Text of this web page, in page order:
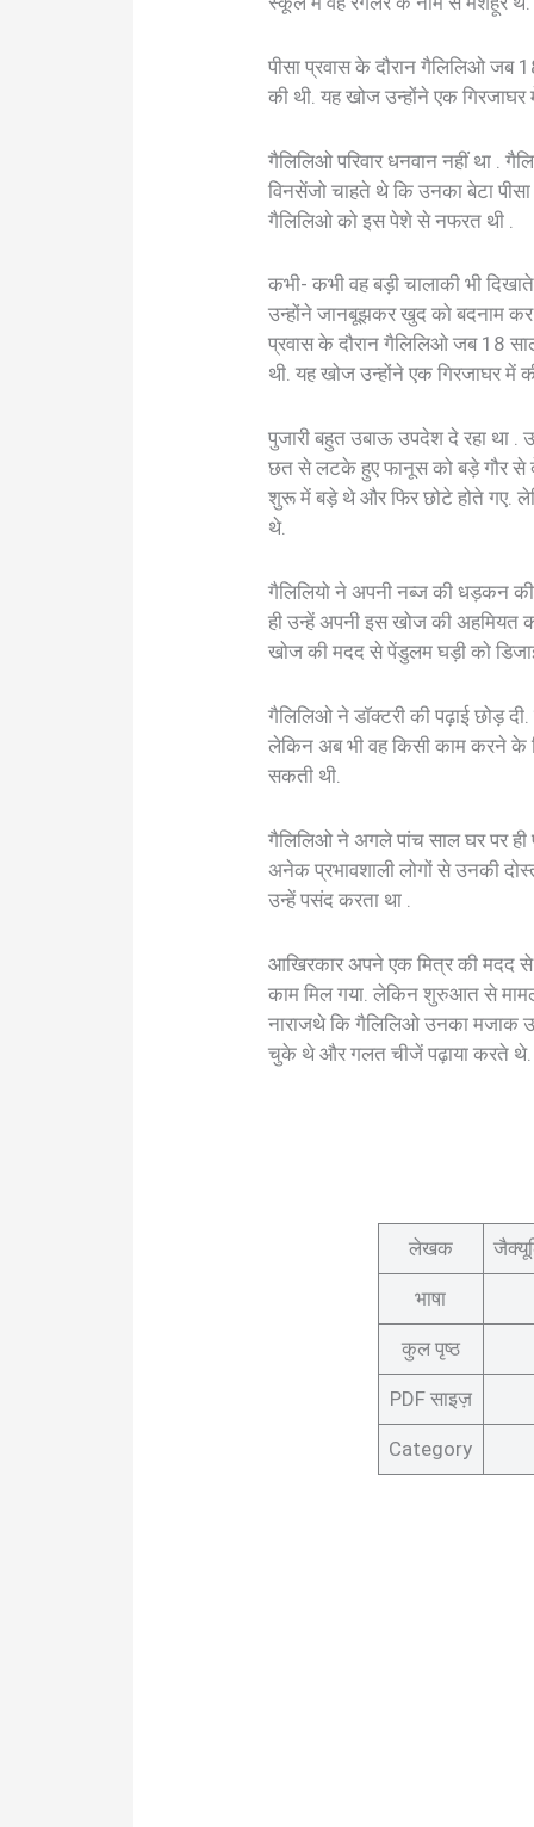
पीसा प्रवास के दौरान गैलिलिओ जब
की थी. यह खोज उन्होंने एक गिरजाघर
गैलिलिओ परिवार धनवान नहीं था .
विनसेंजो चाहते थे कि उनका बेटा पीसा
गैलिलिओ को इस पेशे से नफरत थी .
कभी- कभी वह बड़ी चालाकी भी
उन्होंने जानबूझकर खुद को बदनाम
प्रवास के दौरान गैलिलिओ जब 18
थी. यह खोज उन्होंने एक गिरजाघर में
पुजारी बहुत उबाऊ उपदेश दे रहा था
छत से लटके हुए फानूस को बड़े गौर से
शुरू में बड़े थे और फिर छोटे होते गए.
थे.
गैलिलियो ने अपनी नब्ज की धड़कन
ही उन्हें अपनी इस खोज की अहमियत
खोज की मदद से पेंडुलम घड़ी को
गैलिलिओ ने डॉक्टरी की पढ़ाई छोड़
लेकिन अब भी वह किसी काम करने के
सकती थी.
गैलिलिओ ने अगले पांच साल घर पर ही
अनेक प्रभावशाली लोगों से उनकी
उन्हें पसंद करता था .
आखिरकार अपने एक मित्र की मदद से
काम मिल गया. लेकिन शुरुआत से
नाराजथे कि गैलिलिओ उनका मजाक
चुके थे और गलत चीजें पढ़ाया करते थे.
लेखक
भाषा
कुल पृष्ठ
PDF साइज़
Category